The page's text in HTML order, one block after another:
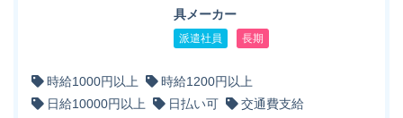
具メーカー
派遣社員 長期
時給1000円以上
時給1200円以上
日給10000円以上
日払い可
交通費支給